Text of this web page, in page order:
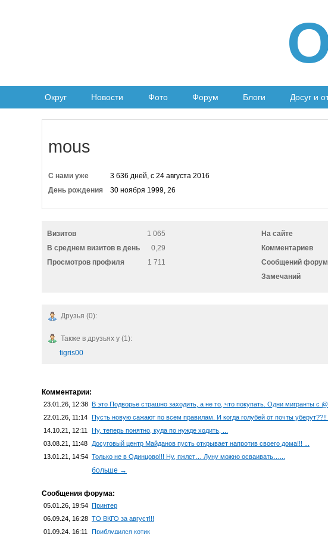
Округ Новости Фото Форум Блоги Досуг и
mous
С нами уже
3 636 дней, с 24 августа 2016
День рождения
30 ноября 1999, 26
Визитов
1 065
В среднем визитов в день
0,29
Просмотров профиля
1 711
На сайте
Комментариев
Cообщений
Замечаний
Друзья (0):
Также в друзьях у (1):
tigris00
Комментарии:
23.01.26, 12:38 В это Подворье страшно заходить, а не то, что покупать. Одни мигранты с
22.01.26, 11:14 Пусть новую сажают по всем правилам. И когда голубей от почты уберут??!!
14.10.21, 12:11
Ну, теперь понятно, куда по нужде ходить, ...
03.08.21, 11:48
Досуговый центр Майданов пусть открывает напротив своего дома!!! ...
13.01.21, 14:54 Только не в Одинцово!!! Ну, пжлст… Луну можно осваивать…...
больше →
Сообщения форума:
05.01.26, 19:54 Принтер
06.09.24, 16:28 ТО ВКГО за август!!!
01.09.24, 16:11
Приблудился котик